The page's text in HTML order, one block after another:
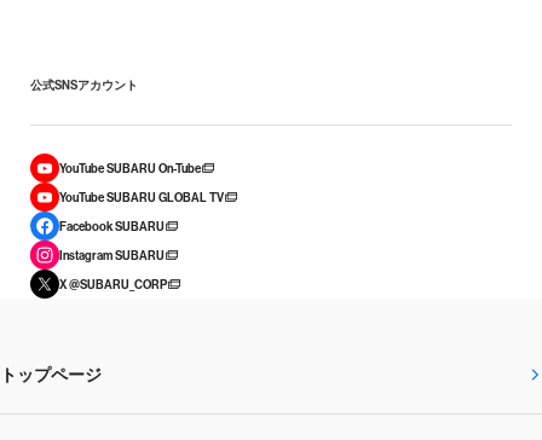
公式SNSアカウント
YouTube SUBARU On-Tube
YouTube SUBARU GLOBAL TV
Facebook SUBARU
Instagram SUBARU
X @SUBARU_CORP
トップページ